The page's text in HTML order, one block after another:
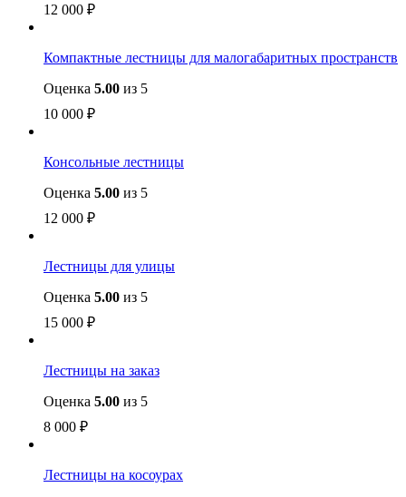
12 000 ₽
Компактные лестницы для малогабаритных пространств
Оценка 5.00 из 5
10 000 ₽
Консольные лестницы
Оценка 5.00 из 5
12 000 ₽
Лестницы для улицы
Оценка 5.00 из 5
15 000 ₽
Лестницы на заказ
Оценка 5.00 из 5
8 000 ₽
Лестницы на косоурах